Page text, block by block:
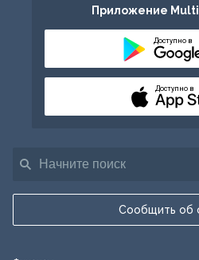
Сообщить об
Приложение
Доступно в
Доступно в